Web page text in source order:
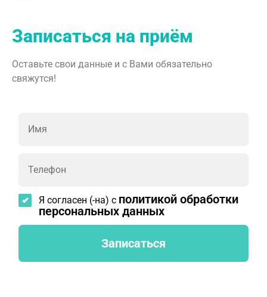
Записаться на приём
Оставьте свои данные и с Вами обязательно
свяжутся!
Я согласен (-на) с политикой обработки
персональных данных